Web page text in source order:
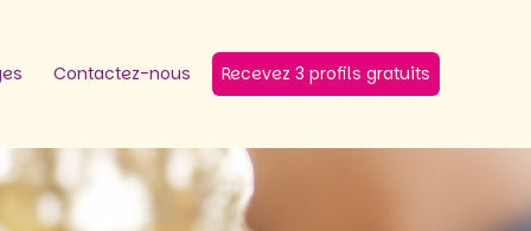
Contactez-nous Recevez 3 profils gratuits